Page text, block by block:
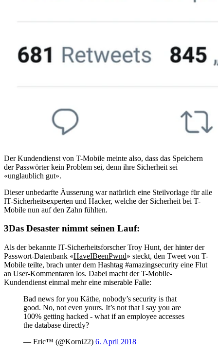
Der Kundendienst von T-Mobile meinte also, dass das Speichern
der Passwörter kein Problem sei, denn ihre Sicherheit sei
«unglaublich gut».
Dieser unbedarfte Äusserung war natürlich eine Steilvorlage für alle
IT-Sicherheitsexperten und Hacker, welche der Sicherheit bei T-
Mobile nun auf den Zahn fühlten.
Das Desaster nimmt seinen Lauf:
Als der bekannte IT-Sicherheitsforscher Troy Hunt, der hinter der
Passwort-Datenbank «HaveIBeenPwnd» steckt, den Tweet von T-
Mobile teilte, brach unter dem Hashtag #amazingsecurity eine Flut
an User-Kommentaren los. Dabei macht der T-Mobile-
Kundendienst einmal mehr eine miserable Falle:
Bad news for you Käthe, nobody’s security is that
good. No, not even yours. It’s not that I say you are
100% getting hacked - what if an employee accesses
the database directly?
— Eric™ (@Korni22) 6. April 2018